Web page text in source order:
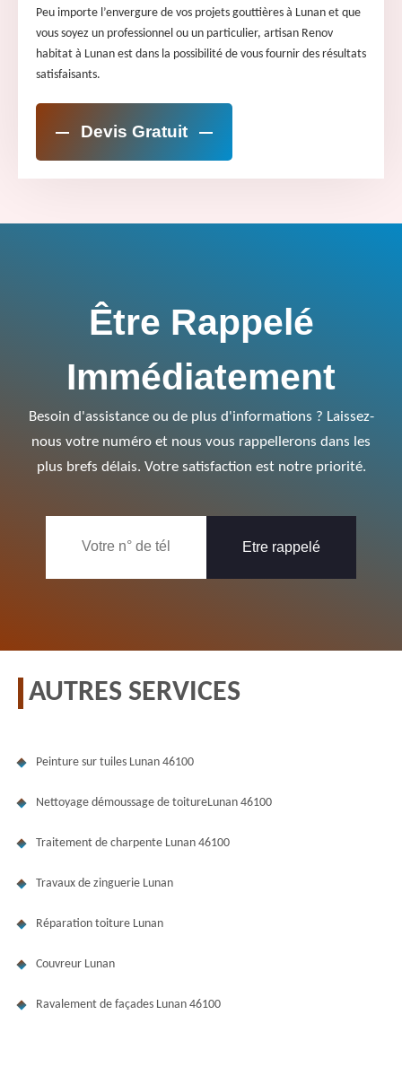
Peu importe l’envergure de vos projets gouttières à Lunan et que
vous soyez un professionnel ou un particulier, artisan Renov
habitat à Lunan est dans la possibilité de vous fournir des résultats
satisfaisants.
Devis Gratuit
Être Rappelé
Immédiatement
Besoin d'assistance ou de plus d'informations ? Laissez-
nous votre numéro et nous vous rappellerons dans les
plus brefs délais. Votre satisfaction est notre priorité.
AUTRES SERVICES
Peinture sur tuiles Lunan 46100
Nettoyage démoussage de toitureLunan 46100
Traitement de charpente Lunan 46100
Travaux de zinguerie Lunan
Réparation toiture Lunan
Couvreur Lunan
Ravalement de façades Lunan 46100